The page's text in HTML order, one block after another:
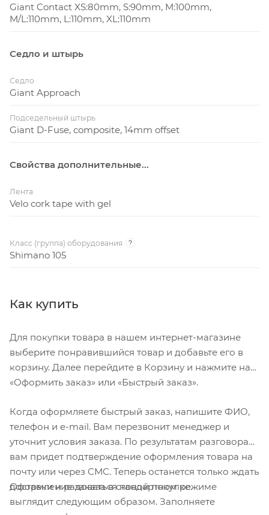
Giant Contact XS:80mm, S:90mm, M:100mm,
M/L:110mm, L:110mm, XL:110mm
Седло и штырь
Седло
Giant Approach
Подседельный штырь
Giant D-Fuse, composite, 14mm offset
Свойства дополнительные...
Лента
Velo cork tape with gel
Класс (группа) оборудования ?
Shimano 105
Как купить
Для покупки товара в нашем интернет-магазине
выберите понравившийся товар и добавьте его в
корзину. Далее перейдите в Корзину и нажмите на
«Оформить заказ» или «Быстрый заказ».
Когда оформляете быстрый заказ, напишите ФИО,
телефон и e-mail. Вам перезвонит менеджер и
уточнит условия заказа. По результатам разговора
вам придет подтверждение оформления товара на
почту или через СМС. Теперь останется только ждать
доставки и радоваться новой покупке.
Оформление заказа в стандартном режиме
выглядит следующим образом. Заполняете